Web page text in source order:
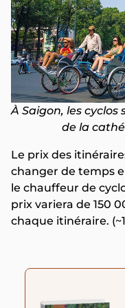
À Saigon, les
de la
Le prix des
changer de temps
le chauffeur de
prix variera de 150
chaque itinéraire.